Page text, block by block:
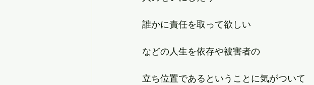
誰かに責任を取って欲しい
などの人生を依存や被害者の
立ち位置であるということに気がついて